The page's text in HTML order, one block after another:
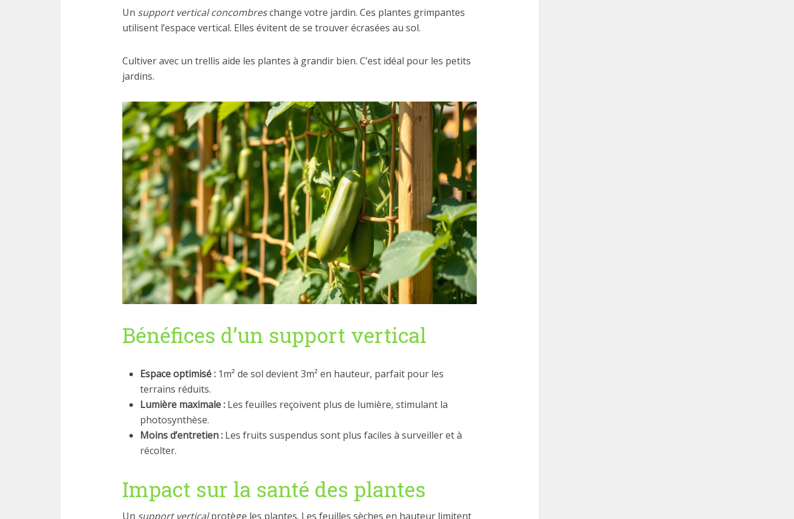
Un support vertical concombreschange votre jardin. Ces plantes grimpantes
utilisent l’espace vertical. Elles évitent de se trouver écrasées au sol.
Cultiver avec un trellis aide les plantes à grandir bien. C’est idéal pour les petits
jardins.
Bénéfices d’un support vertical
Espace optimisé : 1m² de sol devient 3m² en hauteur, parfait pour les
terrains réduits.
Lumière maximale : Les feuilles reçoivent plus de lumière, stimulant la
photosynthèse.
Moins d’entretien : Les fruits suspendus sont plus faciles à surveiller et à
récolter.
Impact sur la santé des plantes
Un support verticalprotège les plantes. Les feuilles sèches en hauteur limitent